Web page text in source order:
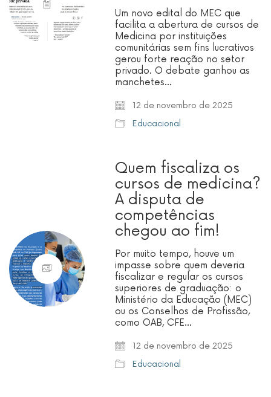
Um novo edital do MEC que
facilita a abertura de cursos de
Medicina por instituições
comunitárias sem fins lucrativos
gerou forte reação no setor
privado. O debate ganhou as
manchetes…
12 de novembro de 2025
Educacional
Quem fiscaliza os
cursos de medicina?
A disputa de
competências
chegou ao fim!
Por muito tempo, houve um
impasse sobre quem deveria
fiscalizar e regular os cursos
superiores de graduação: o
Ministério da Educação (MEC)
ou os Conselhos de Profissão,
como OAB, CFE…
12 de novembro de 2025
Educacional